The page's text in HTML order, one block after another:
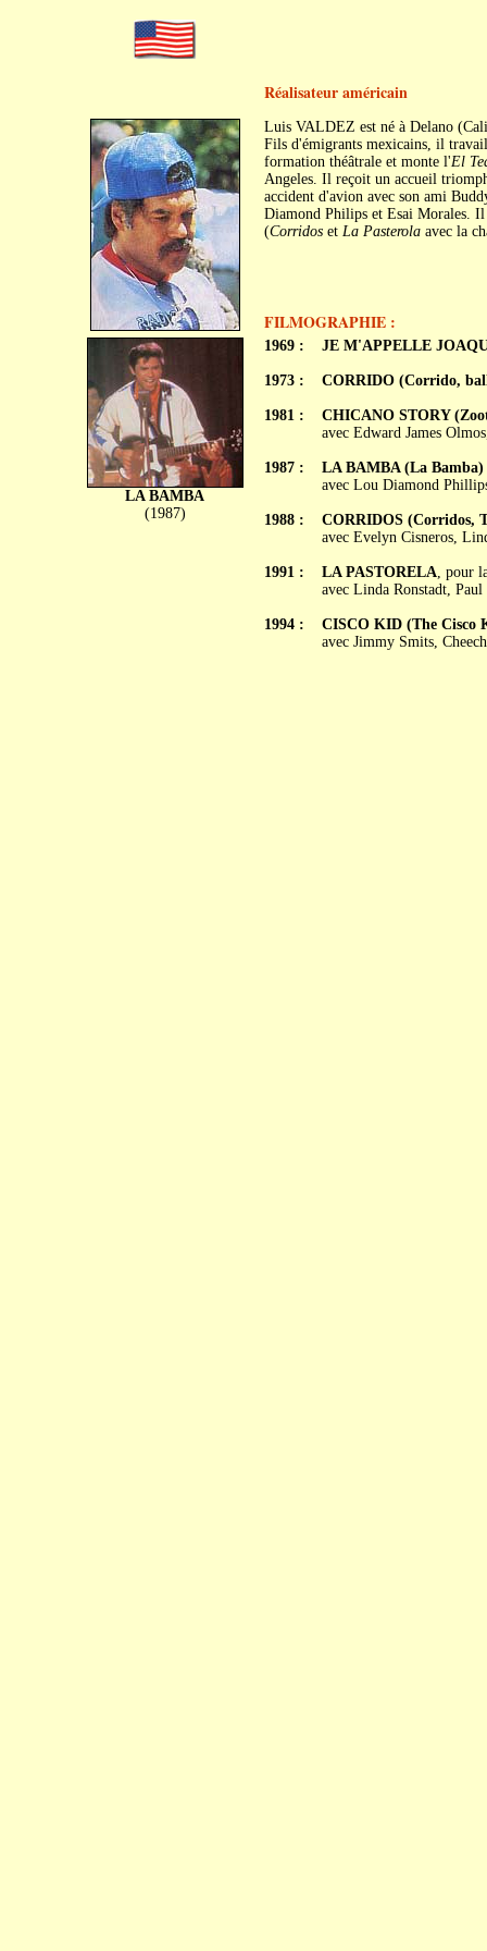
Réalisateur américain
Luis VALDEZ est né à Delano
Fils d'émigrants mexicains, il
formation théâtrale et monte l'El
Angeles. Il reçoit un accueil
accident d'avion avec son ami
Diamond Philips et Esai Morales.
(Corridoset La Pasterola avec la
FILMOGRAPHIE :
LA BAMBA
(1987)
1969 :
1973 :
1981 :
1987 :
1988 :
1991 :
1994 :
JE M'APPELLE
CORRIDO (Corrido,
CHICANO STORY
avec Edward James
LA BAMBA (La Bamba)
avec Lou Diamond
CORRIDOS (Corridos,
avec Evelyn Cisneros,
LA PASTORELA, pour
avec Linda Ronstadt,
CISCO KID (The Cisco
avec Jimmy Smits,